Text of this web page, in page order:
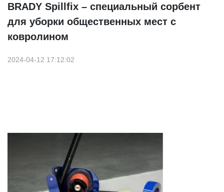
BRADY Spillfix – специальный сорбент
для уборки общественных мест с
ковролином
2024-04-12 17:12:02